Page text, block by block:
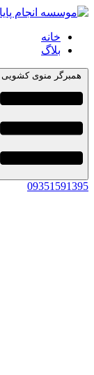
خانه
بلاگ
همبرگر منوی کشویی
09351591395